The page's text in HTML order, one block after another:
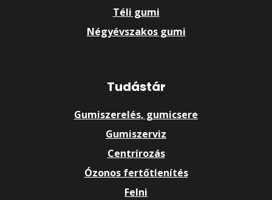
Téli gumi
Négyévszakos gumi
Tudástár
Gumiszerelés, gumicsere
Gumiszerviz
Centrírozás
Ózonos fertőtlenítés
Felni